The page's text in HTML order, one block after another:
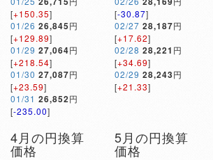
[+150.35]
01/26 26,845円
[+129.89]
01/29 27,064円
[+218.54]
01/30 27,087円
[+23.59]
01/31 26,852円
[-235.00]
[-30.87]
02/27 28,187円
[+17.62]
02/28 28,221 円
[+34.69]
02/29 28,243円
[+21.33]
4月の円換算
価格
5月の円換算
価格